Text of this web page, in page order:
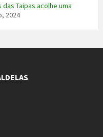
Taipas acolhe uma
2024